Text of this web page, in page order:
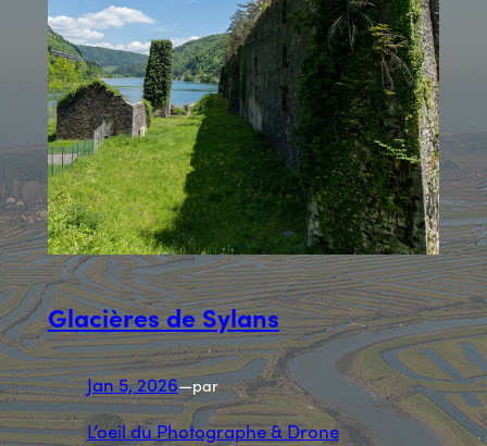
Glacières de Sylans
Jan 5, 2026—par
L’oeil du Photographe & Drone